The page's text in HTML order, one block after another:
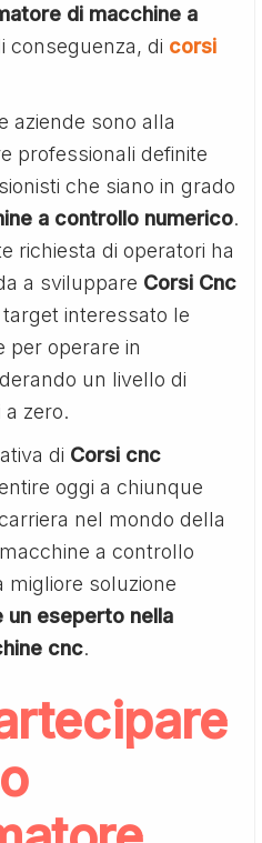
di macchine a
conseguenza, di corsi
aziende sono alla
professionali definite
che siano in grado
a controllo numerico.
richiesta di operatori ha
a sviluppare Corsi Cnc
interessato le
per operare in
un livello di
a zero.
di Corsi cnc
oggi a chiunque
nel mondo della
a controllo
migliore soluzione
un eseperto nella
cnc.